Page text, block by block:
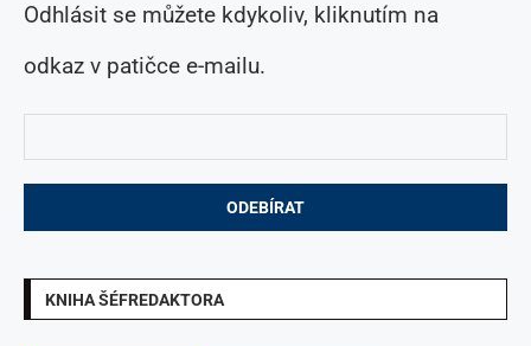
Odhlásit se můžete kdykoliv, kliknutím na
odkaz v patičce e-mailu.
KNIHA ŠÉFREDAKTORA